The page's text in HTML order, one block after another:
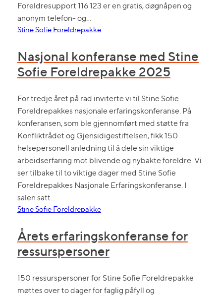
Foreldresupport 116 123 er en gratis, døgnåpen og
anonym telefon- og…
Stine Sofie Foreldrepakke
Nasjonal konferanse med Stine
Sofie Foreldrepakke 2025
For tredje året på rad inviterte vi til Stine Sofie
Foreldrepakkes nasjonale erfaringskonferanse. På
konferansen, som ble gjennomført med støtte fra
Konfliktrådet og Gjensidigestiftelsen, fikk 150
helsepersonell anledning til å dele sin viktige
arbeidserfaring mot blivende og nybakte foreldre. Vi
ser tilbake til to viktige dager med Stine Sofie
Foreldrepakkes Nasjonale Erfaringskonferanse. I
salen satt…
Stine Sofie Foreldrepakke
Årets erfaringskonferanse for
ressurspersoner
150 ressurspersoner for Stine Sofie Foreldrepakke
møttes over to dager for faglig påfyll og